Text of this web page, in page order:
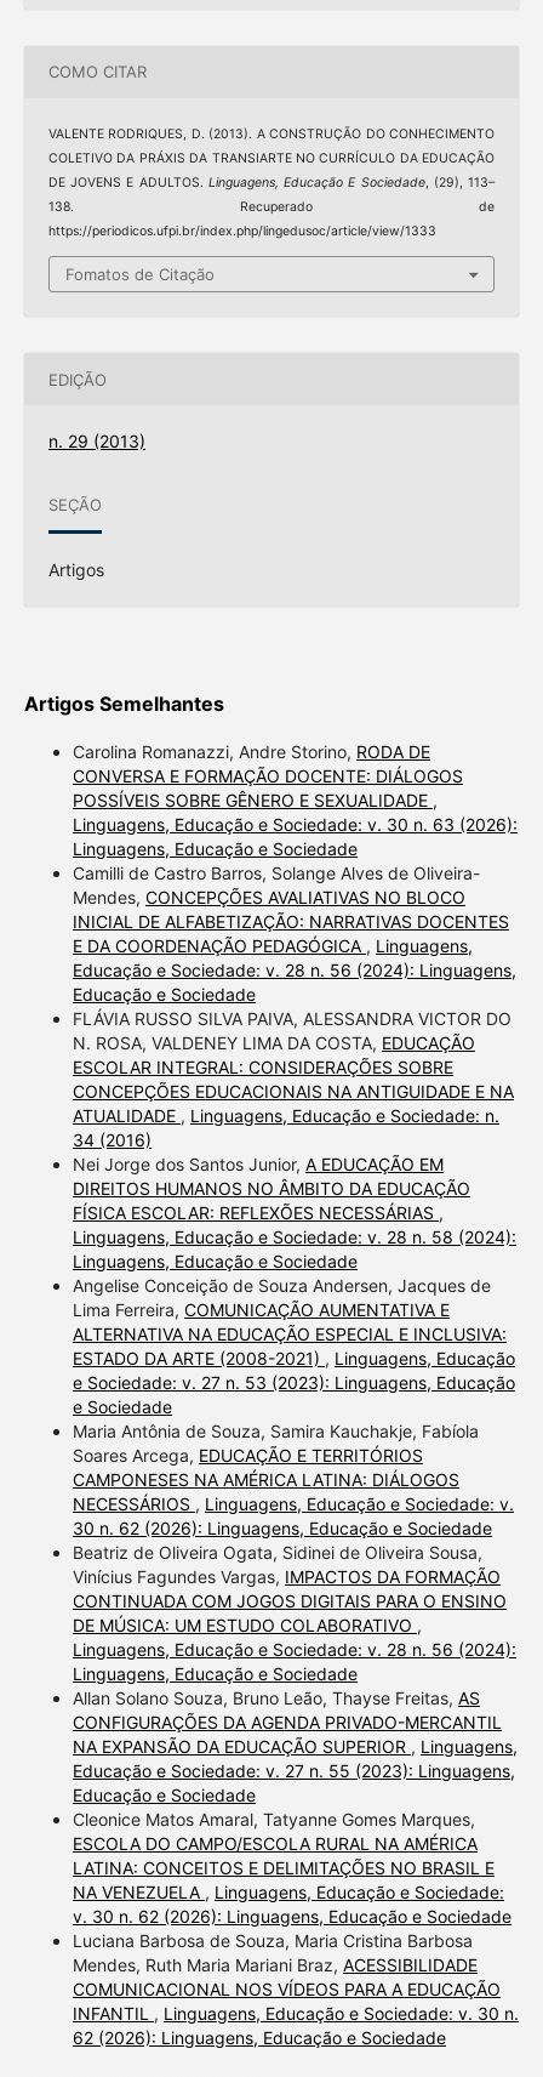
COMO CITAR
VALENTE RODRIQUES, D. (2013). A CONSTRUÇÃO DO CONHECIMENTO
COLETIVO DA PRÁXIS DA TRANSIARTE NO CURRÍCULO DA EDUCAÇÃO
DE JOVENS E ADULTOS. Linguagens, Educação E Sociedade, (29), 113–
138. Recuperado de
https://periodicos.ufpi.br/index.php/lingedusoc/article/view/1333
Fomatos de Citação
EDIÇÃO
n. 29 (2013)
SEÇÃO
Artigos
Artigos Semelhantes
Carolina Romanazzi, Andre Storino, RODA DE
CONVERSA E FORMAÇÃO DOCENTE: DIÁLOGOS
POSSÍVEIS SOBRE GÊNERO E SEXUALIDADE ,
Linguagens, Educação e Sociedade: v. 30 n. 63 (2026):
Linguagens, Educação e Sociedade
Camilli de Castro Barros, Solange Alves de Oliveira-
Mendes, CONCEPÇÕES AVALIATIVAS NO BLOCO
INICIAL DE ALFABETIZAÇÃO: NARRATIVAS DOCENTES
E DA COORDENAÇÃO PEDAGÓGICA , Linguagens,
Educação e Sociedade: v. 28 n. 56 (2024): Linguagens,
Educação e Sociedade
FLÁVIA RUSSO SILVA PAIVA, ALESSANDRA VICTOR DO
N. ROSA, VALDENEY LIMA DA COSTA, EDUCAÇÃO
ESCOLAR INTEGRAL: CONSIDERAÇÕES SOBRE
CONCEPÇÕES EDUCACIONAIS NA ANTIGUIDADE E NA
ATUALIDADE , Linguagens, Educação e Sociedade: n.
34 (2016)
Nei Jorge dos Santos Junior, A EDUCAÇÃO EM
DIREITOS HUMANOS NO ÂMBITO DA EDUCAÇÃO
FÍSICA ESCOLAR: REFLEXÕES NECESSÁRIAS ,
Linguagens, Educação e Sociedade: v. 28 n. 58 (2024):
Linguagens, Educação e Sociedade
Angelise Conceição de Souza Andersen, Jacques de
Lima Ferreira, COMUNICAÇÃO AUMENTATIVA E
ALTERNATIVA NA EDUCAÇÃO ESPECIAL E INCLUSIVA:
ESTADO DA ARTE (2008-2021) , Linguagens, Educação
e Sociedade: v. 27 n. 53 (2023): Linguagens, Educação
e Sociedade
Maria Antônia de Souza, Samira Kauchakje, Fabíola
Soares Arcega, EDUCAÇÃO E TERRITÓRIOS
CAMPONESES NA AMÉRICA LATINA: DIÁLOGOS
NECESSÁRIOS , Linguagens, Educação e Sociedade: v.
30 n. 62 (2026): Linguagens, Educação e Sociedade
Beatriz de Oliveira Ogata, Sidinei de Oliveira Sousa,
Vinícius Fagundes Vargas, IMPACTOS DA FORMAÇÃO
CONTINUADA COM JOGOS DIGITAIS PARA O ENSINO
DE MÚSICA: UM ESTUDO COLABORATIVO ,
Linguagens, Educação e Sociedade: v. 28 n. 56 (2024):
Linguagens, Educação e Sociedade
Allan Solano Souza, Bruno Leão, Thayse Freitas, AS
CONFIGURAÇÕES DA AGENDA PRIVADO-MERCANTIL
NA EXPANSÃO DA EDUCAÇÃO SUPERIOR , Linguagens,
Educação e Sociedade: v. 27 n. 55 (2023): Linguagens,
Educação e Sociedade
Cleonice Matos Amaral, Tatyanne Gomes Marques,
ESCOLA DO CAMPO/ESCOLA RURAL NA AMÉRICA
LATINA: CONCEITOS E DELIMITAÇÕES NO BRASIL E
NA VENEZUELA , Linguagens, Educação e Sociedade:
v. 30 n. 62 (2026): Linguagens, Educação e Sociedade
Luciana Barbosa de Souza, Maria Cristina Barbosa
Mendes, Ruth Maria Mariani Braz, ACESSIBILIDADE
COMUNICACIONAL NOS VÍDEOS PARA A EDUCAÇÃO
INFANTIL , Linguagens, Educação e Sociedade: v. 30 n.
62 (2026): Linguagens, Educação e Sociedade